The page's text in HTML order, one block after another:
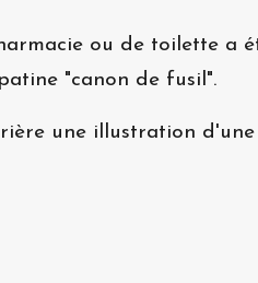
ou de toilette a
"canon de fusil".
une illustration